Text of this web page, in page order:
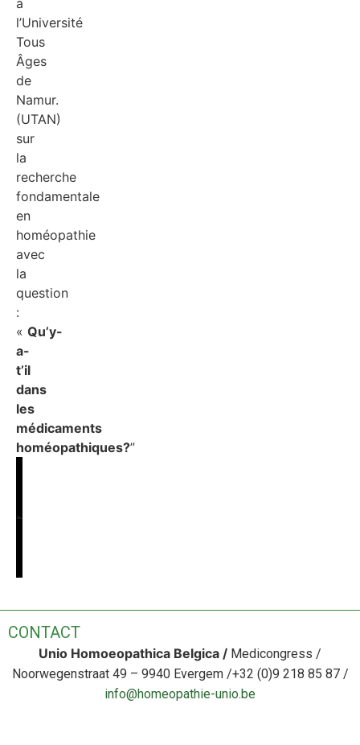
l’Université
Tous
Âges
de
Namur.
(UTAN)
sur
la
recherche
fondamentale
en
homéopathie
avec
la
question
:
« Qu’y-
a-
t’il
dans
les
médicaments
homéopathiques?”
CONTACT
Unio Homoeopathica Belgica / Medicongress /
Noorwegenstraat 49 – 9940 Evergem /+32 (0)9 218 85 87/
info@homeopathie-unio.be